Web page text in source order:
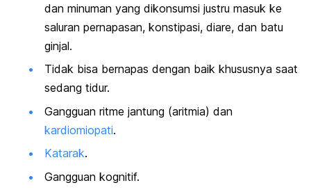
dan minuman yang dikonsumsi justru masuk ke
saluran pernapasan, konstipasi, diare, dan batu
ginjal.
Tidak bisa bernapas dengan baik khususnya saat
sedang tidur.
Gangguan ritme jantung (aritmia) dan
kardiomiopati.
Katarak.
Gangguan kognitif.